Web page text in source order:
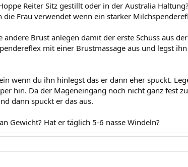
Reiter Sitz gestillt oder in der Australia Haltung?
die Frau verwendet wenn ein starker
andere Brust anlegen damit der erste Schuss aus
mit einer Brustmassage aus und legst
wenn du ihn hinlegst das er dann eher spuckt.
hin. Da der Mageneingang noch nicht ganz fest
dann spuckt er das aus.
Gewicht? Hat er täglich 5-6 nasse Windeln?